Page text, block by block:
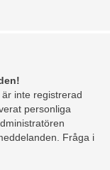
inte registrerad
personliga
Fråga i